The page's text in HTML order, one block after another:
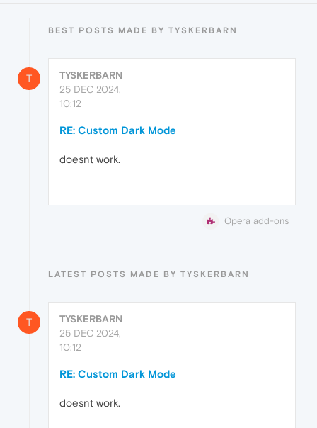
BEST POSTS MADE BY TYSKERBARN
T
TYSKERBARN
25 DEC 2024,
10:12
RE: Custom Dark Mode
doesnt work.
Opera add-ons
LATEST POSTS MADE BY TYSKERBARN
T
TYSKERBARN
25 DEC 2024,
10:12
RE: Custom Dark Mode
doesnt work.